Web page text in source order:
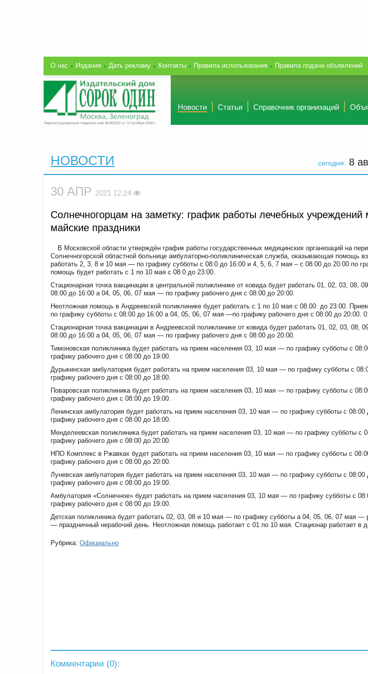
О нас Издания Дать рекламу Контакты Правила использования Правила подачи объявлений
Новости Статьи Справочник организаций
сегодня: 8
НОВОСТИ
30 АПР 2021 12:24
Солнечногорцам на заметку: график работы лечебных учреждений
майские праздники
В Московской области утверждён график работы государственных медицинских организаций на
Солнечногорской областной больнице амбулаторно-поликлиническая служба, оказывающая помощь
работать 2, 3, 8 и 10 мая — по графику субботы с 08:0 до 16:00 и 4, 5, 6, 7 мая – с 08:00 до 20:00 по
помощь будет работать с 1 по 10 мая с 08:0 до 23:00.
Стационарная точка вакцинации в центральной поликлинике от ковида будет работать 01, 02, 03, 08,
08:00 до 16:00 а 04, 05, 06, 07 мая — по графику рабочего дня с 08:00 до 20:00.
Неотложная помощь в Андреевской поликлинике будет работать с 1 по 10 мая с 08.00: до 23:00.
по графику субботы с 08:00 до 16:00 а 04, 05, 06, 07 мая —по графику рабочего дня с 08:00 до 20:00.
Стационарная точка вакцинации в Андреевской поликлинике от ковида будет работать 01, 02, 03, 08,
08:00 до 16:00 а 04, 05, 06, 07 мая — по графику рабочего дня с 08:00 до 20:00.
Тимоновская поликлиника будет работать на прием населения 03, 10 мая — по графику субботы с
графику рабочего дня с 08:00 до 19:00.
Дурыкинская амбулатория будет работать на прием населения 03, 10 мая — по графику субботы с
графику рабочего дня с 08:00 до 18:00.
Поваровская поликлиника будет работать на прием населения 03, 10 мая — по графику субботы с
графику рабочего дня с 08:00 до 19:00.
Ленинская амбулатория будет работать на прием населения 03, 10 мая — по графику субботы с
графику рабочего дня с 08:00 до 18:00.
Менделеевская поликлиника будет работать на прием населения 03, 10 мая — по графику субботы
графику рабочего дня с 08:00 до 20:00.
НПО Комплекс в Ржавках будет работать на прием населения 03, 10 мая — по графику субботы с
графику рабочего дня с 08:00 до 20:00.
Луневская амбулатория будет работать на прием населения 03, 10 мая — по графику субботы с
графику рабочего дня с 08:00 до 19:00.
Амбулатория «Солнечное» будет работать на прием населения 03, 10 мая — по графику субботы с
графику рабочего дня с 08:00 до 19:00.
Детская поликлиника будет работать 02, 03, 08 и 10 мая — по графику субботы а 04, 05, 06, 07 мая
— праздничный нерабочий день. Неотложная помощь работает с 01 по 10 мая. Стационар работает в
Рубрика: Официально
Комментарии (0):